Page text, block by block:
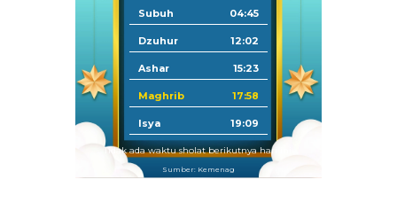
Subuh 04:45
Dzuhur 12:02
Ashar 15:23
Maghrib 17:58
Isya 19:09
Tidak ada waktu sholat berikutnya hari ini.
Sumber: Kemenag